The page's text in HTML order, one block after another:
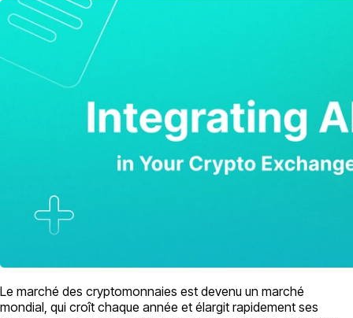
Le marché des cryptomonnaies est devenu un marché
mondial, qui croît chaque année et élargit rapidement ses